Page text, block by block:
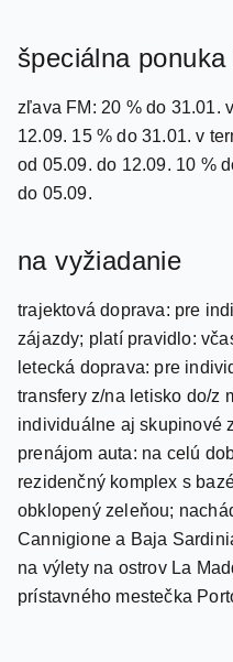
špeciálna
zľava FM: 20 % do 31.01.
na vyžiadanie
trajektová doprava: pre
letecká doprava: pre
transfery z/na letisko do/z
individuálne aj skupinové
prenájom auta: na celú
rezidenčný komplex s
obklopený zeleňou;
Cannigione a Baja